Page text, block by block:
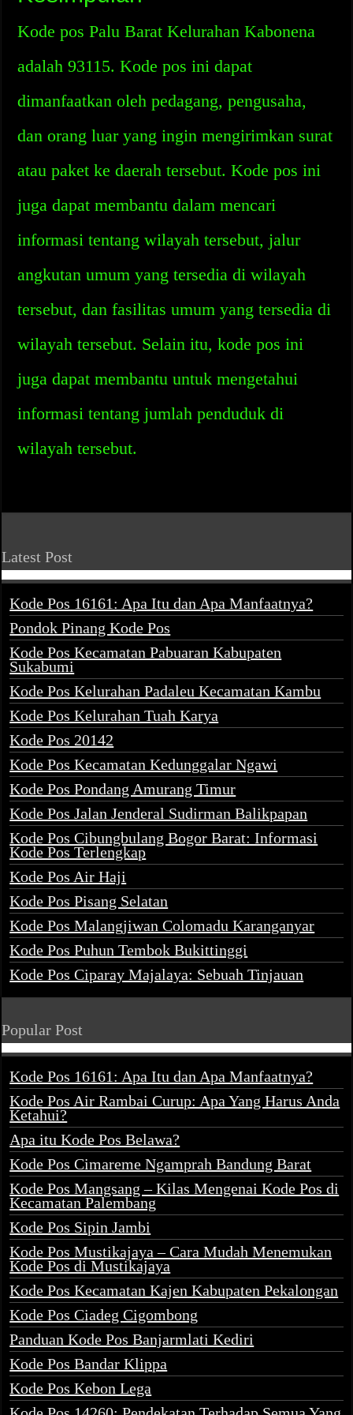
Kode pos Palu Barat Kelurahan Kabonena
adalah 93115. Kode pos ini dapat
dimanfaatkan oleh pedagang, pengusaha,
dan orang luar yang ingin mengirimkan surat
atau paket ke daerah tersebut. Kode pos ini
juga dapat membantu dalam mencari
informasi tentang wilayah tersebut, jalur
angkutan umum yang tersedia di wilayah
tersebut, dan fasilitas umum yang tersedia di
wilayah tersebut. Selain itu, kode pos ini
juga dapat membantu untuk mengetahui
informasi tentang jumlah penduduk di
wilayah tersebut.
Latest Post
Kode Pos 16161: Apa Itu dan Apa Manfaatnya?
Pondok Pinang Kode Pos
Kode Pos Kecamatan Pabuaran Kabupaten
Sukabumi
Kode Pos Kelurahan Padaleu Kecamatan Kambu
Kode Pos Kelurahan Tuah Karya
Kode Pos 20142
Kode Pos Kecamatan Kedunggalar Ngawi
Kode Pos Pondang Amurang Timur
Kode Pos Jalan Jenderal Sudirman Balikpapan
Kode Pos Cibungbulang Bogor Barat: Informasi
Kode Pos Terlengkap
Kode Pos Air Haji
Kode Pos Pisang Selatan
Kode Pos Malangjiwan Colomadu Karanganyar
Kode Pos Puhun Tembok Bukittinggi
Kode Pos Ciparay Majalaya: Sebuah Tinjauan
Popular Post
Kode Pos 16161: Apa Itu dan Apa Manfaatnya?
Kode Pos Air Rambai Curup: Apa Yang Harus Anda
Ketahui?
Apa itu Kode Pos Belawa?
Kode Pos Cimareme Ngamprah Bandung Barat
Kode Pos Mangsang – Kilas Mengenai Kode Pos di
Kecamatan Palembang
Kode Pos Sipin Jambi
Kode Pos Mustikajaya – Cara Mudah Menemukan
Kode Pos di Mustikajaya
Kode Pos Kecamatan Kajen Kabupaten Pekalongan
Kode Pos Ciadeg Cigombong
Panduan Kode Pos Banjarmlati Kediri
Kode Pos Bandar Klippa
Kode Pos Kebon Lega